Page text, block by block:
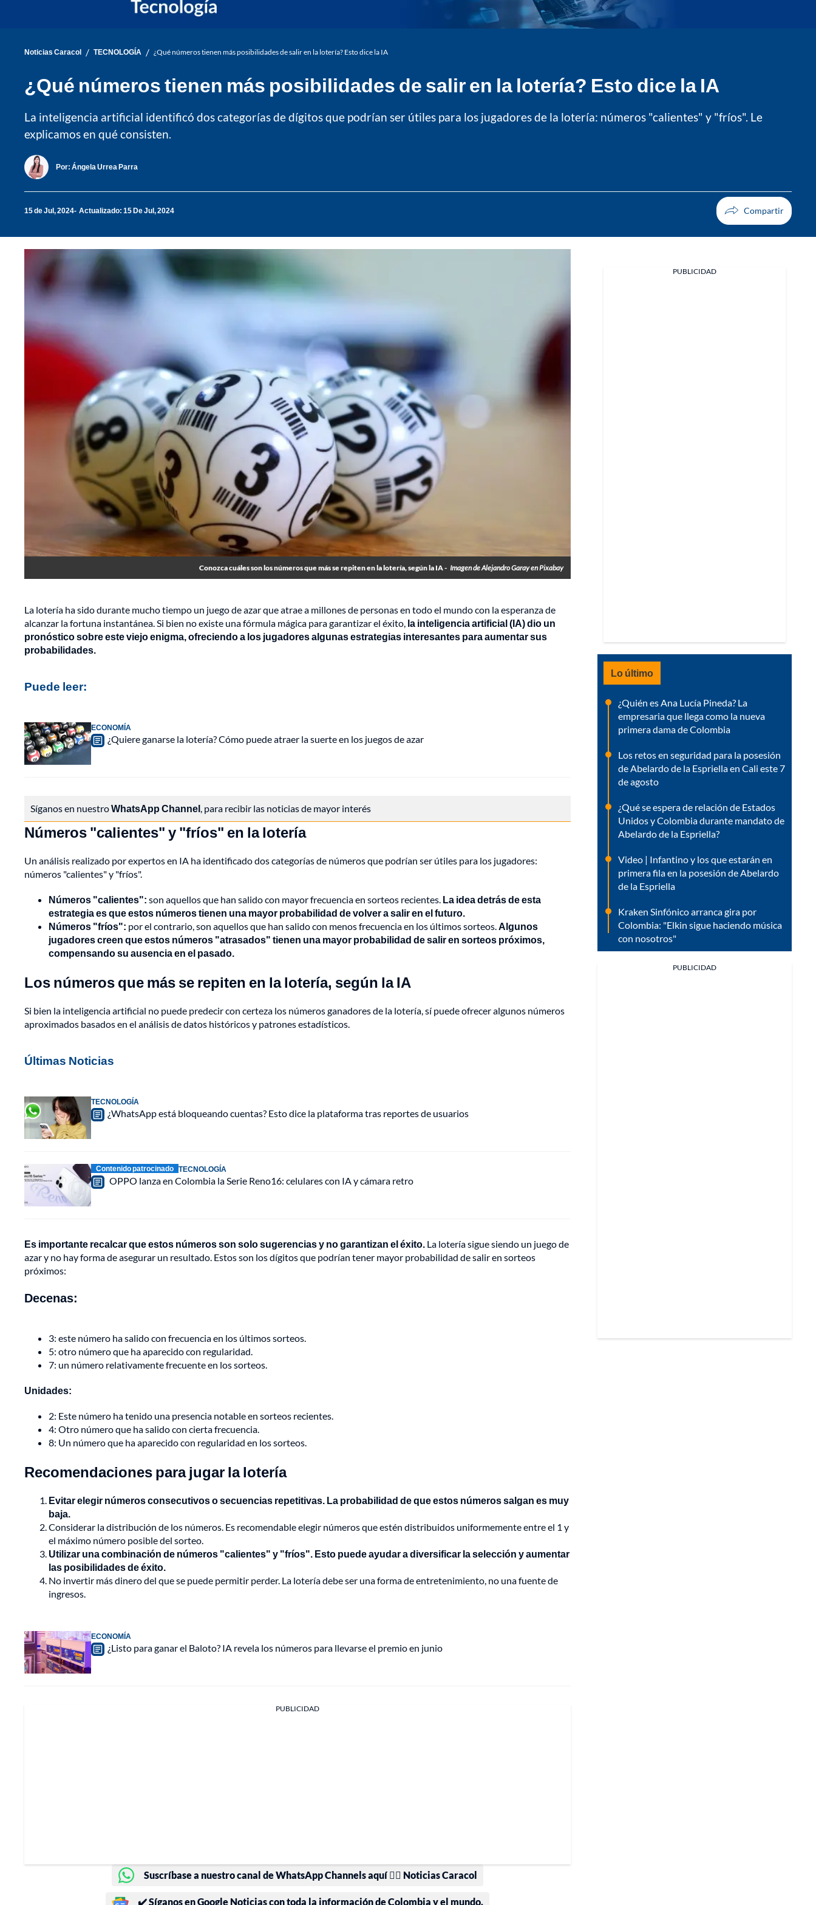
Noticias Caracol / TECNOLOGÍA / ¿Qué números tienen más posibilidades de salir en la lotería? Esto dice la IA
¿Qué números tienen más posibilidades de salir en la lotería? Esto dice la IA
La inteligencia artificial identificó dos categorías de dígitos que podrían ser útiles para los jugadores de la lotería: números "calientes" y "fríos". Le
explicamos en qué consisten.
Por: Ángela Urrea Parra
15 de Jul, 2024 Actualizado: 15 De Jul, 2024
Conozca cuáles son los números que más se repiten en la lotería, según la IA - Imagen de Alejandro Garay en Pixabay
La lotería ha sido durante mucho tiempo un juego de azar que atrae a millones de personas en todo el mundo con la esperanza de
alcanzar la fortuna instantánea. Si bien no existe una fórmula mágica para garantizar el éxito, la inteligencia artificial (IA) dio un
pronóstico sobre este viejo enigma, ofreciendo a los jugadores algunas estrategias interesantes para aumentar sus
probabilidades.
Puede leer:
ECONOMÍA
¿Quiere ganarse la lotería? Cómo puede atraer la suerte en los juegos de azar
Síganos en nuestroWhatsApp Channel, para recibir las noticias de mayor interés
Números "calientes" y "fríos" en la lotería
Un análisis realizado por expertos en IA ha identificado dos categorías de números que podrían ser útiles para los jugadores:
números "calientes" y "fríos".
Números "calientes": son aquellos que han salido con mayor frecuencia en sorteos recientes. La idea detrás de esta
estrategia es que estos números tienen una mayor probabilidad de volver a salir en el futuro.
Números "fríos": por el contrario, son aquellos que han salido con menos frecuencia en los últimos sorteos.Algunos
jugadores creen que estos números "atrasados" tienen una mayor probabilidad de salir en sorteos próximos,
compensando su ausencia en el pasado.
Los números que más se repiten en la lotería, según la IA
Si bien la inteligencia artificial no puede predecir con certeza los números ganadores de la lotería, sí puede ofrecer algunos números
aproximados basados en el análisis de datos históricos y patrones estadísticos.
Últimas Noticias
TECNOLOGÍA
¿WhatsApp está bloqueando cuentas? Esto dice la plataforma tras reportes de usuarios
Contenido patrocinado TECNOLOGÍA
OPPO lanza en Colombia la Serie Reno16: celulares con IA y cámara retro
Es importante recalcar que estos números son solo sugerencias y no garantizan el éxito. La lotería sigue siendo un juego de
azar y no hay forma de asegurar un resultado. Estos son los dígitos que podrían tener mayor probabilidad de salir en sorteos
próximos:
Decenas:
3: este número ha salido con frecuencia en los últimos sorteos.
5: otro número que ha aparecido con regularidad.
7: un número relativamente frecuente en los sorteos.
Unidades:
2: Este número ha tenido una presencia notable en sorteos recientes.
4: Otro número que ha salido con cierta frecuencia.
8: Un número que ha aparecido con regularidad en los sorteos.
Recomendaciones para jugar la lotería
Evitar elegir números consecutivos o secuencias repetitivas. La probabilidad de que estos números salgan es muy
baja.
Considerar la distribución de los números. Es recomendable elegir números que estén distribuidos uniformemente entre el 1 y
el máximo número posible del sorteo.
Utilizar una combinación de números "calientes" y "fríos". Esto puede ayudar a diversificar la selección y aumentar
las posibilidades de éxito.
No invertir más dinero del que se puede permitir perder. La lotería debe ser una forma de entretenimiento, no una fuente de
ingresos.
ECONOMÍA
¿Listo para ganar el Baloto? IA revela los números para llevarse el premio en junio
PUBLICIDAD
Suscríbase a nuestro canal de WhatsApp Channels aquí 👉🏻 Noticias Caracol
✔️ Síganos en Google Noticias con toda la información de Colombia y el mundo.
PUBLICIDAD
Lo último
¿Quién es Ana Lucía Pineda? La
empresaria que llega como la nueva
primera dama de Colombia
Los retos en seguridad para la posesión
de Abelardo de la Espriella en Cali este 7
de agosto
¿Qué se espera de relación de Estados
Unidos y Colombia durante mandato de
Abelardo de la Espriella?
Video | Infantino y los que estarán en
primera fila en la posesión de Abelardo
de la Espriella
Kraken Sinfónico arranca gira por
Colombia: "Elkin sigue haciendo música
con nosotros"
PUBLICIDAD